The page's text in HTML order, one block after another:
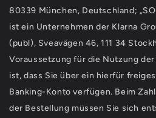
80339 München, Deutschland;
ist ein Unternehmen der Klarna
(publ), Sveavägen 46, 111 34
Voraussetzung für die Nutzung
ist, dass Sie über ein hierfür
Banking-Konto verfügen. Beim
der Bestellung müssen Sie sich